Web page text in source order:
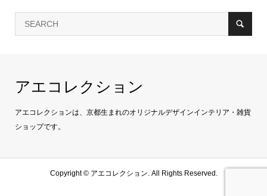
アエコレクション
アエコレクションは、京都生まれのオリジナルデザインインテリア・雑貨
ショップです。
Copyright ©アエコレクション. All Rights Reserved.